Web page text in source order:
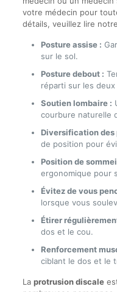
votre médecin pour
détails, veuillez lire
Posture assise :
sur le sol.
Posture debout :
réparti sur les deux
Soutien lombaire :
courbure naturelle
Diversification des
de position pour
Position de
ergonomique pour
Évitez de vous
lorsque vous
Étirer
dos et le cou.
Renforcement
ciblant le dos et le
La protrusion discale